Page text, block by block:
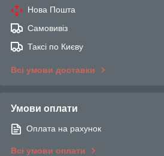
Нова Пошта
Самовивіз
Таксі по Києву
Всі умови доставки
Умови оплати
Оплата на рахунок
Всі умови оплати